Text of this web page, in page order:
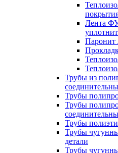
Лента
Паронит
Трубы из
Трубы
Трубы
Трубы
Трубы
детали
Трубы